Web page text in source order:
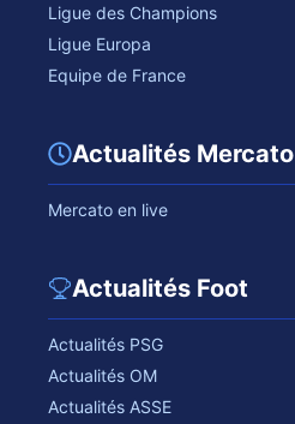
Ligue des Champions
Ligue Europa
Equipe de France
Actualités Mercato
Mercato en live
Actualités Foot
Actualités PSG
Actualités OM
Actualités ASSE